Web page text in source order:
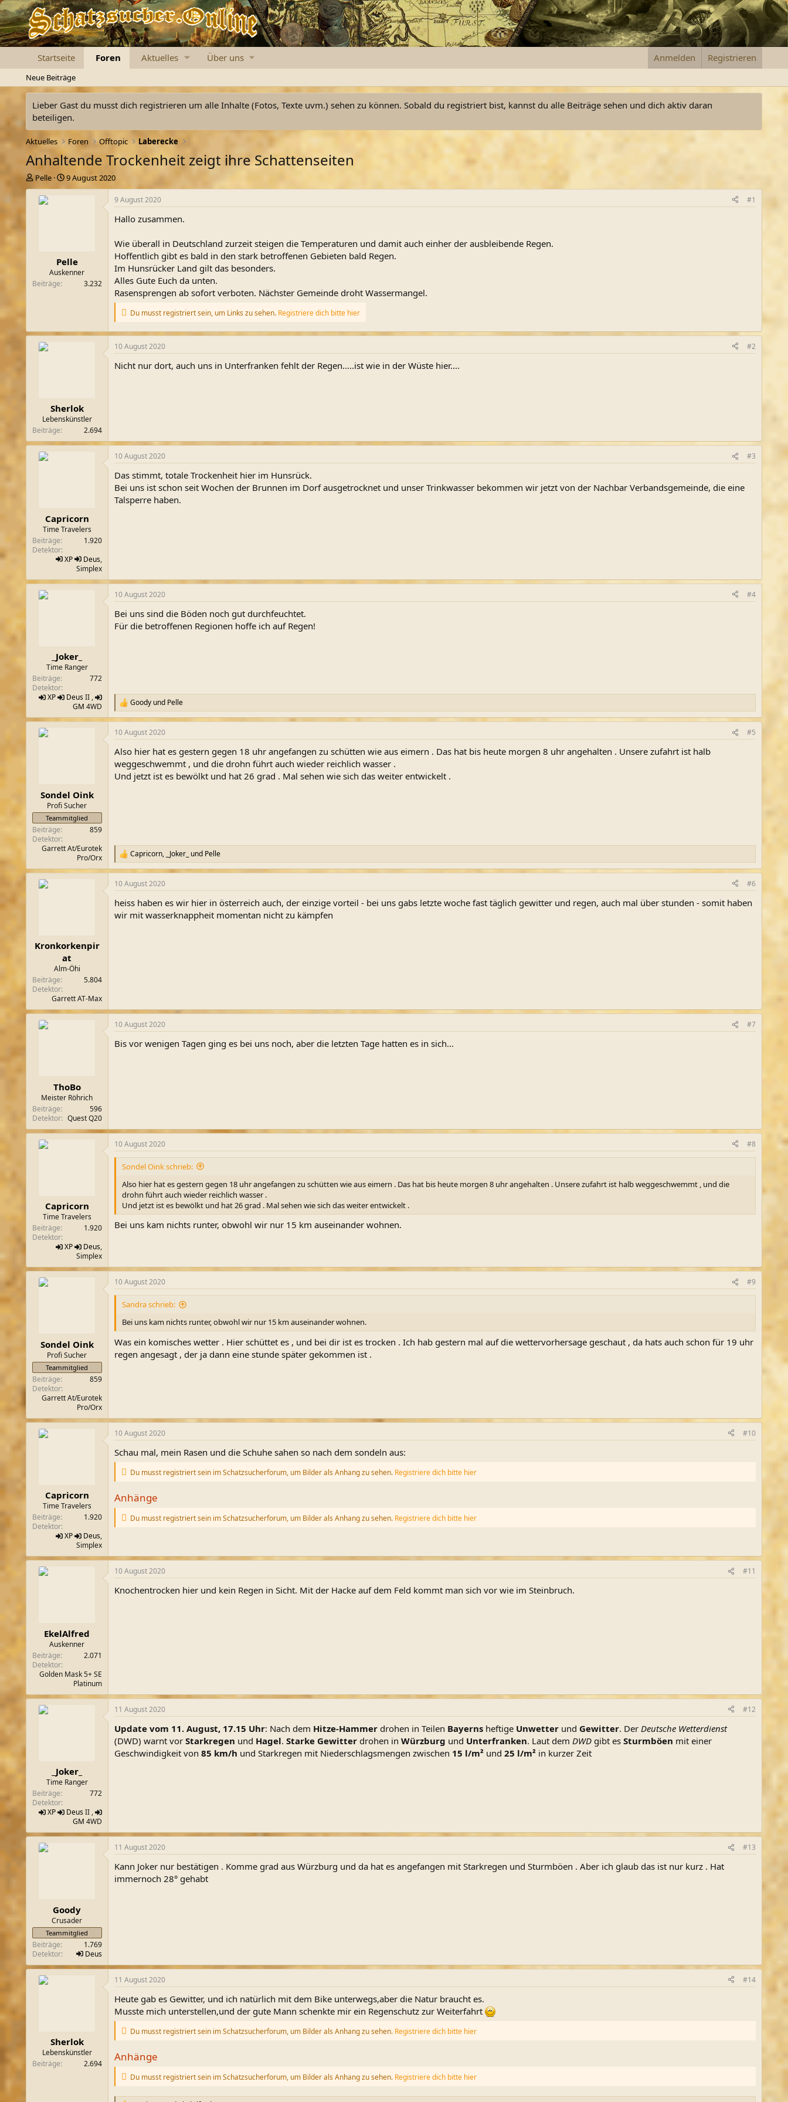
Startseite Foren Aktuelles Über uns Anmelden Registrieren
Neue Beiträge
Lieber Gast du musst dich registrieren um alle Inhalte (Fotos, Texte uvm.) sehen zu können. Sobald du registriert bist, kannst du alle Beiträge sehen und dich aktiv daran
beteiligen.
Aktuelles Foren Offtopic Laberecke
Anhaltende Trockenheit zeigt ihre Schattenseiten
E
r
Pelle
E
r
a
m
9 August 2020
Pelle
Auskenner
Beiträge
3.232
9 August 2020 #1
Hallo zusammen.
Wie überall in Deutschland zurzeit steigen die Temperaturen und damit auch einher der ausbleibende Regen.
Hoffentlich gibt es bald in den stark betroffenen Gebieten bald Regen.
Im Hunsrücker Land gilt das besonders.
Alles Gute Euch da unten.
Rasensprengen ab sofort verboten. Nächster Gemeinde droht Wassermangel.
Du musst registriert sein, um Links zu sehen. Registriere dich bitte hier
Sherlok
Lebenskünstler
Beiträge
2.694
10 August 2020 #2
Nicht nur dort, auch uns in Unterfranken fehlt der Regen.....ist wie in der Wüste hier....
Capricorn
Time Travelers
Beiträge
1.920
Detektor
XP
Deus,
Simplex
10 August 2020 #3
Das stimmt, totale Trockenheit hier im Hunsrück.
Bei uns ist schon seit Wochen der Brunnen im Dorf ausgetrocknet und unser Trinkwasser bekommen wir jetzt von der Nachbar Verbandsgemeinde, die eine
Talsperre haben.
_Joker_
Time Ranger
Beiträge
772
Detektor
XP
DeusII ,
GM 4WD
10 August 2020 #4
Bei uns sind die Böden noch gut durchfeuchtet.
Für die betroffenen Regionen hoffe ich auf Regen!
R
e
a
k
i
o
n
e
Goodyund Pelle
Sondel Oink
Profi Sucher
Teammitglied
Beiträge
859
Detektor
Garrett At/Eurotek
Pro/Orx
10 August 2020 #5
Also hier hat es gestern gegen 18 uhr angefangen zu schütten wie aus eimern . Das hat bis heute morgen 8 uhr angehalten . Unsere zufahrt ist halb
weggeschwemmt , und die drohn führt auch wieder reichlich wasser .
Und jetzt ist es bewölkt und hat 26 grad . Mal sehen wie sich das weiter entwickelt .
R
e
a
k
i
o
Capricorn, _Joker_ und Pelle
Kronkorkenpir
at
Alm-Öhi
Beiträge
5.804
Detektor
Garrett AT-Max
10 August 2020 #6
heiss haben es wir hier in österreich auch, der einzige vorteil - bei uns gabs letzte woche fast täglich gewitter und regen, auch mal über stunden - somit haben
wir mit wasserknappheit momentan nicht zu kämpfen
ThoBo
Meister Röhrich
Beiträge
596
Detektor
Quest Q20
10 August 2020 #7
Bis vor wenigen Tagen ging es bei uns noch, aber die letzten Tage hatten es in sich...
Capricorn
Time Travelers
Beiträge
1.920
Detektor
XP
Deus,
Simplex
10 August 2020 #8
Sondel Oink schrieb:
Also hier hat es gestern gegen 18 uhr angefangen zu schütten wie aus eimern . Das hat bis heute morgen 8 uhr angehalten . Unsere zufahrt ist halb weggeschwemmt , und die
drohn führt auch wieder reichlich wasser .
Und jetzt ist es bewölkt und hat 26 grad . Mal sehen wie sich das weiter entwickelt .
Bei uns kam nichts runter, obwohl wir nur 15 km auseinander wohnen.
Sondel Oink
Profi Sucher
Teammitglied
Beiträge
859
Detektor
Garrett At/Eurotek
Pro/Orx
10 August 2020 #9
Sandra schrieb:
Bei uns kam nichts runter, obwohl wir nur 15 km auseinander wohnen.
Was ein komisches wetter . Hier schüttet es , und bei dir ist es trocken . Ich hab gestern mal auf die wettervorhersage geschaut , da hats auch schon für 19 uhr
regen angesagt , der ja dann eine stunde später gekommen ist .
Capricorn
Time Travelers
Beiträge
1.920
Detektor
XP
Deus,
Simplex
10 August 2020 #10
Schau mal, mein Rasen und die Schuhe sahen so nach dem sondeln aus:
Du musst registriert sein im Schatzsucherforum, um Bilder als Anhang zu sehen. Registriere dich bitte hier
Anhänge
Du musst registriert sein im Schatzsucherforum, um Bilder als Anhang zu sehen. Registriere dich bitte hier
EkelAlfred
Auskenner
Beiträge
2.071
Detektor
Golden Mask 5+ SE
Platinum
10 August 2020 #11
Knochentrocken hier und kein Regen in Sicht. Mit der Hacke auf dem Feld kommt man sich vor wie im Steinbruch.
_Joker_
Time Ranger
Beiträge
772
Detektor
XP
DeusII ,
GM 4WD
11 August 2020 #12
Update vom 11. August, 17.15 Uhr: Nach dem Hitze-Hammerdrohen in Teilen Bayernsheftige Unwetterund Gewitter. Der Deutsche Wetterdienst
(DWD) warnt vor Starkregen und Hagel. Starke Gewitterdrohen in Würzburg und Unterfranken. Laut dem DWDgibt es Sturmböen mit einer
Geschwindigkeit von 85 km/h und Starkregen mit Niederschlagsmengen zwischen 15 l/m²und 25 l/m²in kurzer Zeit
Goody
Crusader
Teammitglied
Beiträge
1.769
Detektor
Deus
11 August 2020 #13
Kann Joker nur bestätigen . Komme grad aus Würzburg und da hat es angefangen mit Starkregen und Sturmböen . Aber ich glaub das ist nur kurz . Hat
immernoch 28° gehabt
Sherlok
Lebenskünstler
Beiträge
2.694
11 August 2020 #14
Heute gab es Gewitter, und ich natürlich mit dem Bike unterwegs,aber die Natur braucht es.
Musste mich unterstellen,und der gute Mann schenkte mir ein Regenschutz zur Weiterfahrt
Du musst registriert sein im Schatzsucherforum, um Bilder als Anhang zu sehen. Registriere dich bitte hier
Anhänge
Du musst registriert sein im Schatzsucherforum, um Bilder als Anhang zu sehen. Registriere dich bitte hier